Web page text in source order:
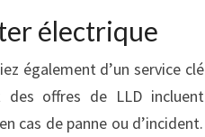
électrique
également d’un service clé
offres de LLD incluent
cas de panne ou d’incident.